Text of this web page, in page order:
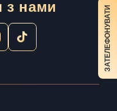
з нами
ЗАТЕЛЕФОНУВАТИ